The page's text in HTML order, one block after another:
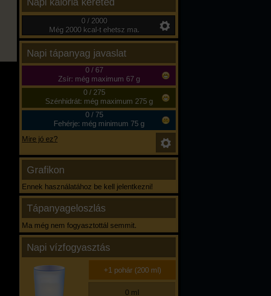
0 / 2000
Még 2000 kcal-t ehetsz ma.
Napi tápanyag javaslat
0/ 67
Zsír: még maximum 67 g
0/ 275
Szénhidrát: még maximum 275 g
0/ 75
Fehérje: még minimum 75 g
Mire jó ez?
Grafikon
Ennek használatához be kell jelentkezni!
Tápanyageloszlás
Ma még nem fogyasztottál semmit.
Napi vízfogyasztás